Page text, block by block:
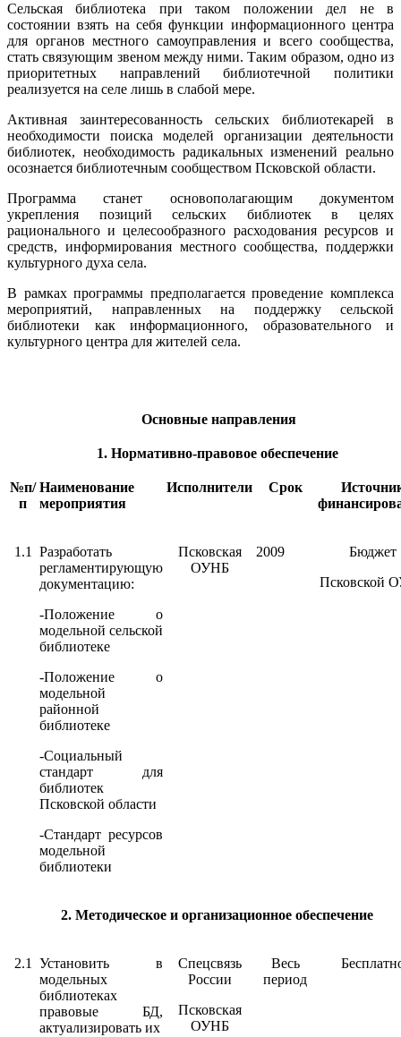
Сельская библиотека при таком положении дел не в
состоянии взять на себя функции информационного центра
для органов местного самоуправления и всего сообщества,
стать связующим звеном между ними. Таким образом, одно из
приоритетных направлений библиотечной политики
реализуется на селе лишь в слабой мере.
Активная заинтересованность сельских библиотекарей в
необходимости поиска моделей организации деятельности
библиотек, необходимость радикальных изменений реально
осознается библиотечным сообществом Псковской области.
Программа станет основополагающим документом
укрепления позиций сельских библиотек в целях
рационального и целесообразного расходования ресурсов и
средств, информирования местного сообщества, поддержки
культурного духа села.
В рамках программы предполагается проведение комплекса
мероприятий, направленных на поддержку сельской
библиотеки как информационного, образовательного и
культурного центра для жителей села.
Основные направления
1. Нормативно-правовое обеспечение
№п/
п
Наименование
мероприятия
Исполнители Срок
1.1 Разработать
регламентирующую
документацию:
-Положение о
модельной сельской
библиотеке
-Положение о
модельной
районной
библиотеке
-Социальный
стандарт для
библиотек
Псковской области
-Стандарт ресурсов
модельной
библиотеки
Псковская
ОУНБ
2009
Бюджет
Псковской
2. Методическое и организационное обеспечение
2.1 Установить в
модельных
библиотеках
правовые БД,
актуализировать их
Спецсвязь
России
Псковская
ОУНБ
Весь
период